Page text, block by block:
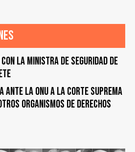
con la Ministra de Seguridad de
ante la ONU a la Corte Suprema
Organismos de Derechos